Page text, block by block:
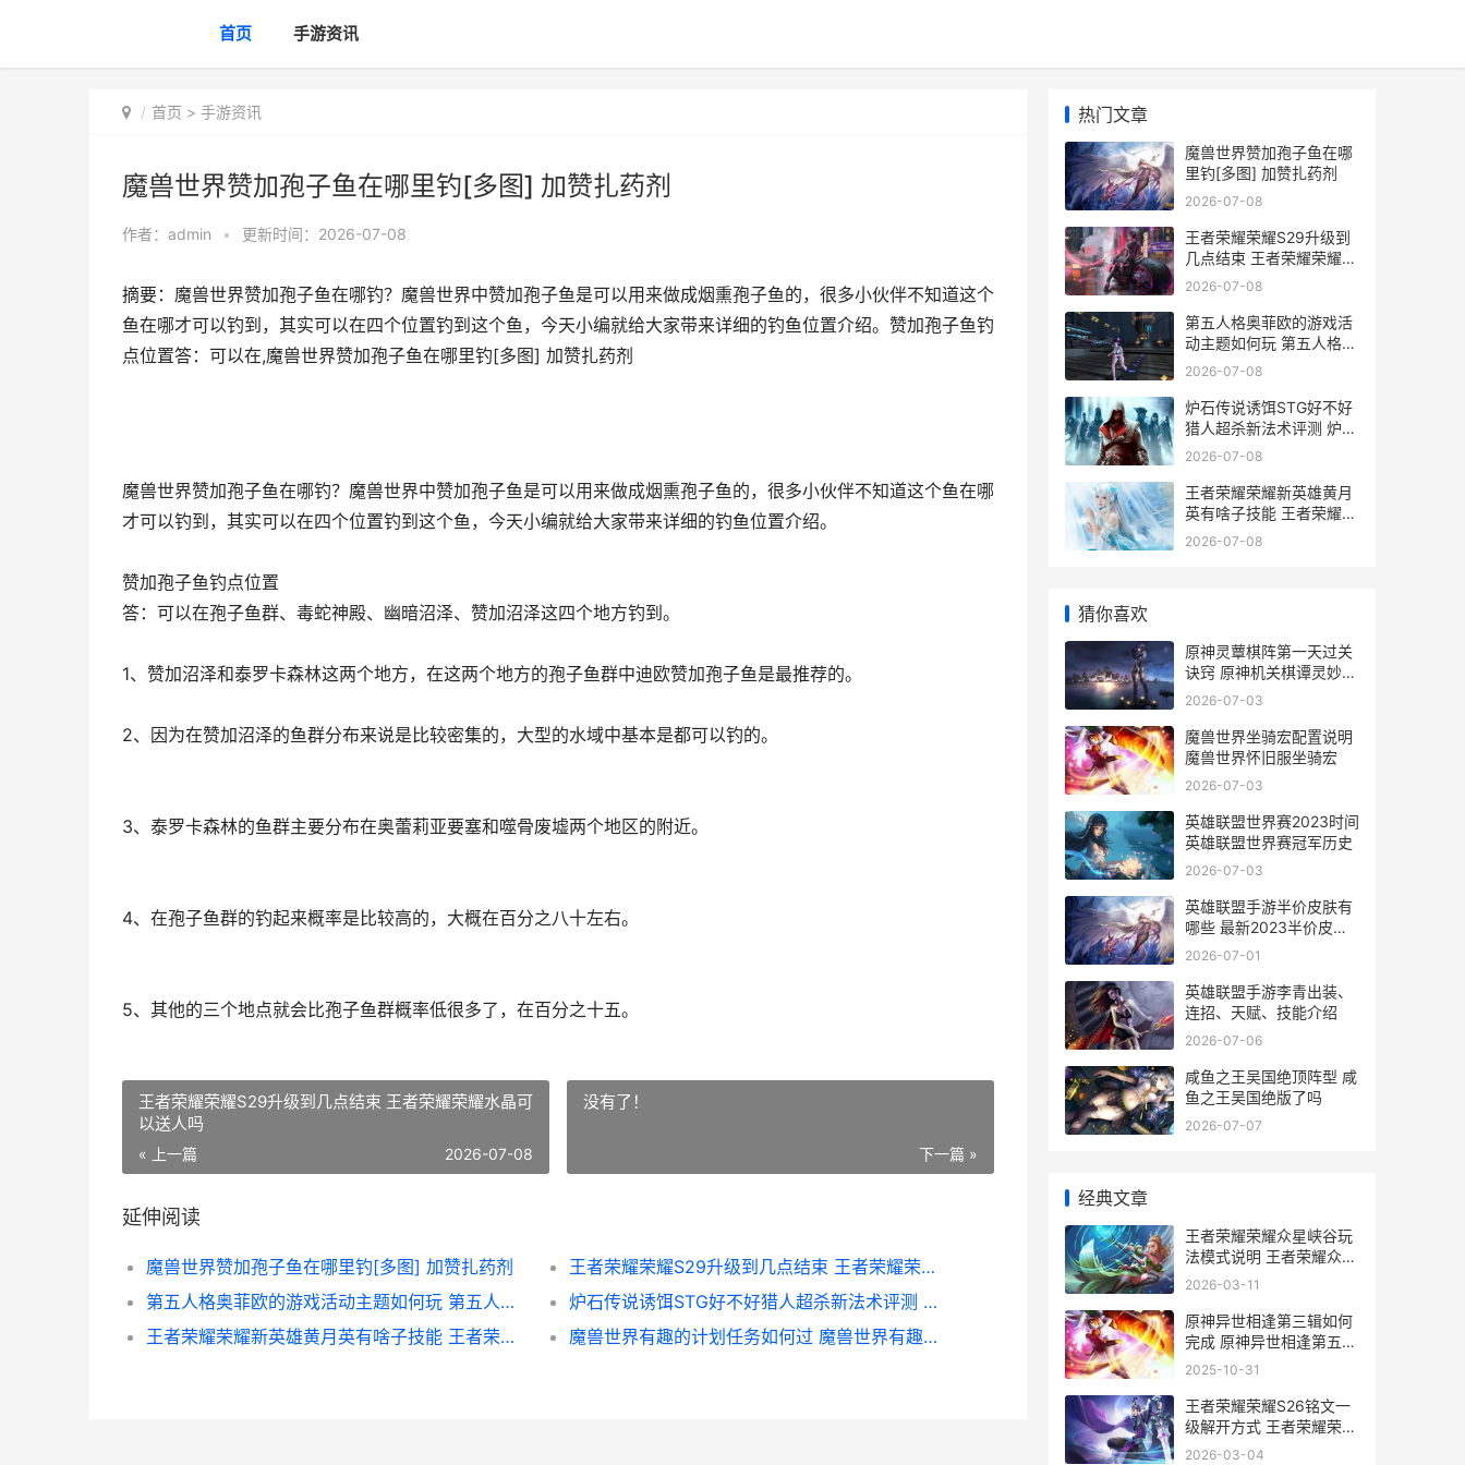
首页 手游资讯
首页 > 手游资讯
魔兽世界赞加孢子鱼在哪里钓[多图] 加赞扎药剂
作者： admin • 更新时间：2026-07-08
摘要：魔兽世界赞加孢子鱼在哪钓？魔兽世界中赞加孢子鱼是可以用来做成烟熏孢子鱼的，很多小伙伴不知道这个
鱼在哪才可以钓到，其实可以在四个位置钓到这个鱼，今天小编就给大家带来详细的钓鱼位置介绍。赞加孢子鱼钓
点位置答：可以在,魔兽世界赞加孢子鱼在哪里钓[多图] 加赞扎药剂
魔兽世界赞加孢子鱼在哪钓？魔兽世界中赞加孢子鱼是可以用来做成烟熏孢子鱼的，很多小伙伴不知道这个鱼在哪
才可以钓到，其实可以在四个位置钓到这个鱼，今天小编就给大家带来详细的钓鱼位置介绍。
赞加孢子鱼钓点位置
答：可以在孢子鱼群、毒蛇神殿、幽暗沼泽、赞加沼泽这四个地方钓到。
1、赞加沼泽和泰罗卡森林这两个地方，在这两个地方的孢子鱼群中迪欧赞加孢子鱼是最推荐的。
2、因为在赞加沼泽的鱼群分布来说是比较密集的，大型的水域中基本是都可以钓的。
3、泰罗卡森林的鱼群主要分布在奥蕾莉亚要塞和噬骨废墟两个地区的附近。
4、在孢子鱼群的钓起来概率是比较高的，大概在百分之八十左右。
5、其他的三个地点就会比孢子鱼群概率低很多了，在百分之十五。
王者荣耀荣耀S29升级到几点结束 王者荣耀荣耀水晶可
以送人吗
« 上一篇 2026-07-08
没有了！
下一篇 »
延伸阅读
魔兽世界赞加孢子鱼在哪里钓[多图] 加赞扎药剂
王者荣耀荣耀S29升级到几点结束 王者荣耀荣耀水晶可以送人吗
第五人格奥菲欧的游戏活动主题如何玩 第五人格奥菲欧职业介绍
炉石传说诱饵STG好不好猎人超杀新法术评测 炉石 剂
王者荣耀荣耀新英雄黄月英有啥子技能 王者荣耀新荣耀皮肤爆料
魔兽世界有趣的计划任务如何过 魔兽世界有趣的名字
热门文章
魔兽世界赞加孢子鱼在哪
里钓[多图] 加赞扎药剂
2026-07-08
王者荣耀荣耀S29升级到
几点结束 王者荣耀荣耀水
晶可以送人吗
2026-07-08
第五人格奥菲欧的游戏活
动主题如何玩 第五人格奥
菲欧职业介绍
2026-07-08
炉石传说诱饵STG好不好
猎人超杀新法术评测 炉石
剂
2026-07-08
王者荣耀荣耀新英雄黄月
英有啥子技能 王者荣耀新
荣耀皮肤爆料
2026-07-08
猜你喜欢
原神灵蕈棋阵第一天过关
诀窍 原神机关棋谭灵妙之
局第三关
2026-07-03
魔兽世界坐骑宏配置说明
魔兽世界怀旧服坐骑宏
2026-07-03
英雄联盟世界赛2023时间
英雄联盟世界赛冠军历史
2026-07-03
英雄联盟手游半价皮肤有
哪些 最新2023半价皮肤
活动介绍
2026-07-01
英雄联盟手游李青出装、
连招、天赋、技能介绍
2026-07-06
咸鱼之王吴国绝顶阵型 咸
鱼之王吴国绝版了吗
2026-07-07
经典文章
王者荣耀荣耀众星峡谷玩
法模式说明 王者荣耀众英
雄x你
2026-03-11
原神异世相逢第三辑如何
完成 原神异世相逢第五辑
名片原图高清
2025-10-31
王者荣耀荣耀S26铭文一
级解开方式 王者荣耀荣耀
水晶可以送人吗
2026-03-04